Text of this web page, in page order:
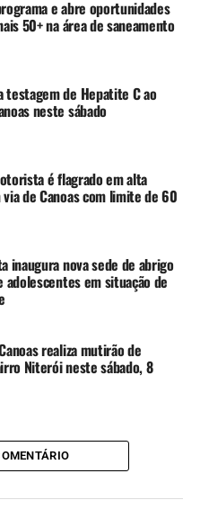
Harmonia, Rosa Dourada
o público presente.
Pérola Negra, o DJ
ocupar o espaço de show.
separavam o público das
misturou com os
o Carnaval Popular de
na terça-feira, 26
Canoas com sessões de
e abre oportunidades
50+ na área de saneamento
testagem de Hepatite C ao
neste sábado
é flagrado em alta
de Canoas com limite de 60
inaugura nova sede de abrigo
adolescentes em situação de
realiza mutirão de
Niterói neste sábado, 8